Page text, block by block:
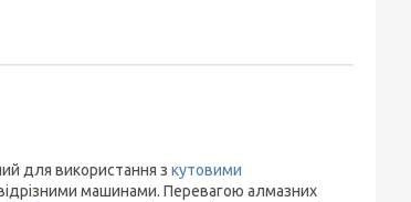
для використання з кутовими
машинами. Перевагою алмазних